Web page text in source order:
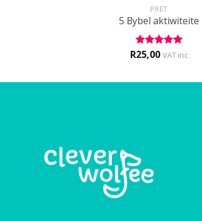
PRET
5 Bybel aktiwiteite
Rated 5
R25,00 VAT inc